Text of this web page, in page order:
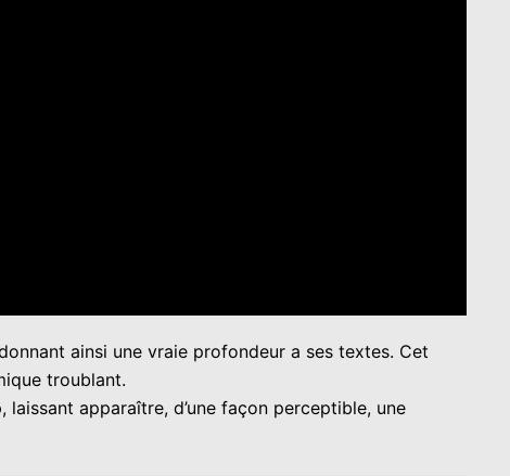
ainsi une vraie profondeur a ses textes. Cet
troublant.
, laissant apparaître, d’une façon perceptible, une